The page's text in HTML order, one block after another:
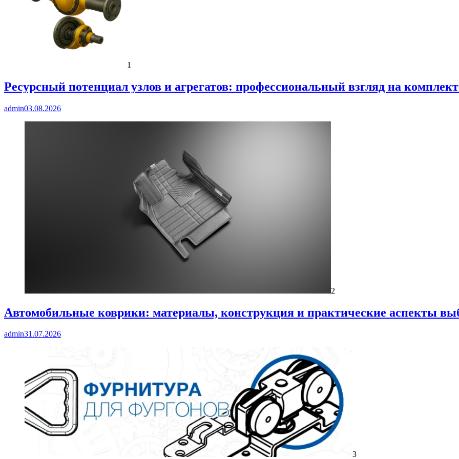
1
Ресурсный потенциал узлов и агрегатов: профессиональный взгляд на
admin03.08.2026
2
Автомобильные коврики: материалы, конструкция и практические аспекты
admin31.07.2026
3